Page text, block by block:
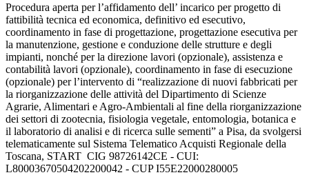
Procedura aperta per l’affidamento dell’ incarico per progetto di
fattibilità tecnica ed economica, definitivo ed esecutivo,
coordinamento in fase di progettazione, progettazione esecutiva per
la manutenzione, gestione e conduzione delle strutture e degli
impianti, nonché per la direzione lavori (opzionale), assistenza e
contabilità lavori (opzionale), coordinamento in fase di esecuzione
(opzionale) per l’intervento di “realizzazione di nuovi fabbricati per
la riorganizzazione delle attività del Dipartimento di Scienze
Agrarie, Alimentari e Agro-Ambientali al fine della riorganizzazione
dei settori di zootecnia, fisiologia vegetale, entomologia, botanica e
il laboratorio di analisi e di ricerca sulle sementi” a Pisa, da svolgersi
telematicamente sul Sistema Telematico Acquisti Regionale della
Toscana, START CIG 98726142CE - CUI:
L80003670504202200042 - CUP I55E22000280005